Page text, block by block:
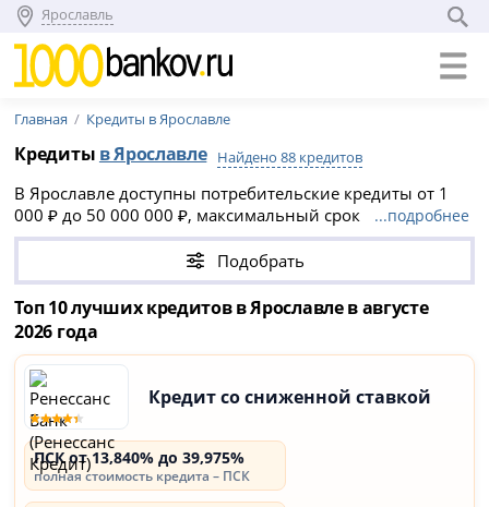
Ярославль
Главная Кредиты в Ярославле
Кредиты в Ярославле Найдено 88 кредитов
В Ярославле доступны потребительские кредиты от 1
000 ₽ до 50 000 000 ₽, максимальный срок
кредитования до 30 лет. Многие банки предлагают
онлайн-заявку с быстрым предварительным решением,
часто без справок и поручителей.
...подробнее
Подобрать
Топ 10 лучших кредитов в Ярославле в августе
2026 года
Кредит со сниженной ставкой
ПСК от 13,840% до 39,975%
полная стоимость кредита – ПСК